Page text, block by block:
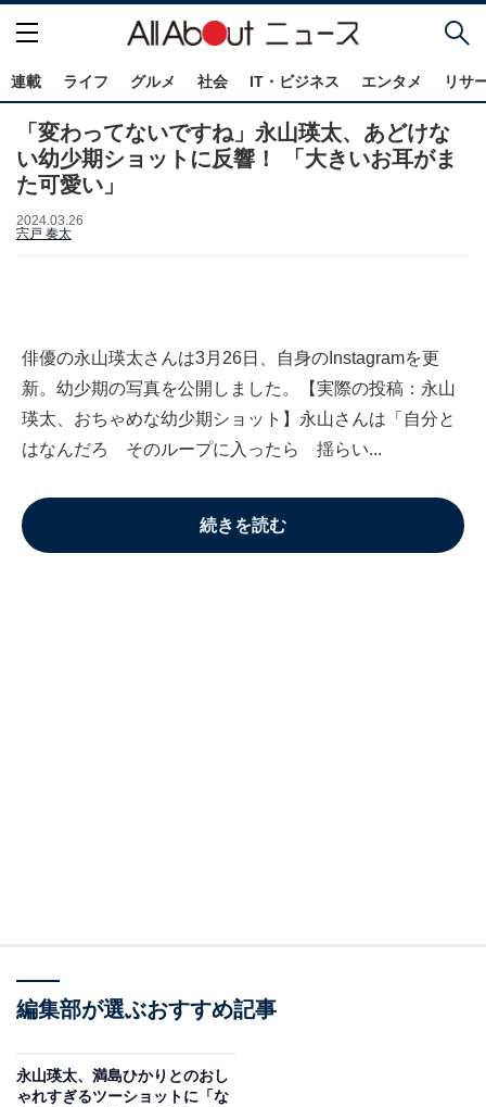
連載 ライフ グルメ 社会 IT・ビジネス エンタメ リサ
「変わってないですね」永山瑛太、あどけな
い幼少期ショットに反響！ 「大きいお耳がま
た可愛い」
2024.03.26
宍戸 奏太
俳優の永山瑛太さんは3月26日、自身のInstagramを更
新。幼少期の写真を公開しました。【実際の投稿：永山
瑛太、おちゃめな幼少期ショット】永山さんは「自分と
はなんだろ そのループに入ったら 揺らい...
続きを読む
編集部が選ぶおすすめ記事
永山瑛太、満島ひかりとのおし
ゃれすぎるツーショットに「な